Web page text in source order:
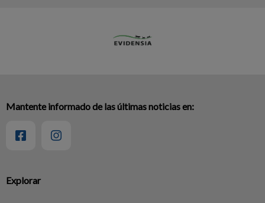
Explorar
Mantente informado de las últimas noticias en: